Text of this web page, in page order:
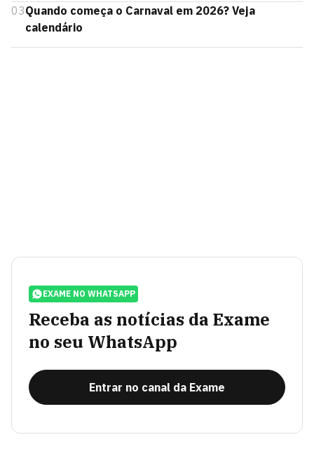
03Quando começa o Carnaval em 2026? Veja
calendário
EXAME NO WHATSAPP
Receba as notícias da Exame
no seu WhatsApp
Entrar no canal da Exame